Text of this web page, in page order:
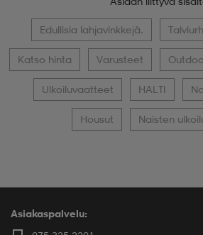
Edullisia lahjavinkkejä.
Katso hinta Varusteet
Ulkoiluvaatteet HALTI
Housut Naisten
Asiakaspalvelu: